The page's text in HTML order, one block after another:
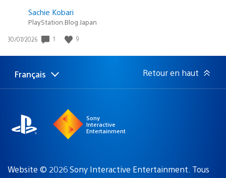
Sachie Kobari
PlayStation.Blog Japan
Date
publication
30/07/2026 1 9
Choisir
Région
Français Retour en haut
Sony
Interactive
Entertainment
Website © 2026 Sony Interactive Entertainment. Tous